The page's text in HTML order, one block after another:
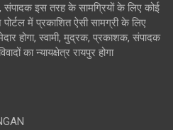
संपादक इस तरह के सामग्रियों के लिए कोई
में प्रकाशित ऐसी सामग्री के लिए
होगा, स्वामी, मुद्रक, प्रकाशक, संपादक
का न्यायक्षेत्र रायपुर होगा